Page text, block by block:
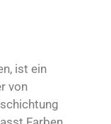
ist ein
von